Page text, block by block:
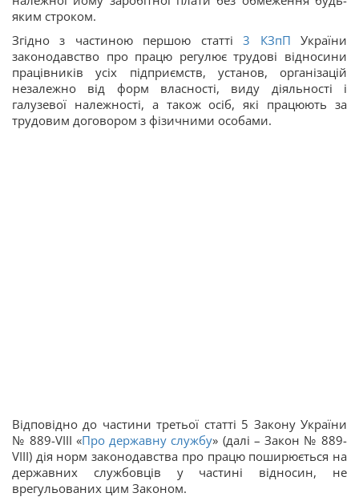
яким строком.
Згідно з частиною першою статті 3 КЗпП України
законодавство про працю регулює трудові відносини
працівників усіх підприємств, установ, організацій
незалежно від форм власності, виду діяльності і
галузевої належності, а також осіб, які працюють за
трудовим договором з фізичними особами.
Відповідно до частини третьої статті 5 Закону України
№ 889-VIII «Про державну службу» (далі – Закон № 889-
VIII) дія норм законодавства про працю поширюється на
державних службовців у частині відносин, не
врегульованих цим Законом.